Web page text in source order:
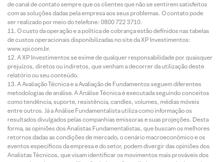
de canal de contato sempre que os clientes que não se sentirem satisfeitos
com as soluções dadas pela empresa aos seus problemas. O contato pode
ser realizado por meio do telefone: 0800 722 3710.
O custo da operação e a política de cobrança estão definidos nas tabelas
de custos operacionais disponibilizadas no site da XP Investimentos:
www.xpi.com.br.
A XP Investimentos se exime de qualquer responsabilidade por quaisquer
prejuízos, diretos ou indiretos, que venham a decorrer da utilização deste
relatório ou seu conteúdo.
A Avaliação Técnica e a Avaliação de Fundamentos seguem diferentes
metodologias de análise. A Análise Técnica é executada seguindo conceitos
como tendência, suporte, resistência, candles, volumes, médias móveis
entre outros. Já a Análise Fundamentalista utiliza como informação os
resultados divulgados pelas companhias emissoras e suas projeções. Desta
forma, as opiniões dos Analistas Fundamentalistas, que buscam os melhores
retornos dadas as condições de mercado, o cenário macroeconômico e os
eventos específicos da empresa e do setor, podem divergir das opiniões dos
Analistas Técnicos, que visam identificar os movimentos mais prováveis dos